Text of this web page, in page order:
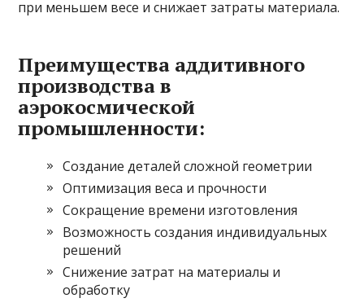
при меньшем весе и снижает затраты материала.
Преимущества аддитивного
производства в
аэрокосмической
промышленности:
Создание деталей сложной геометрии
Оптимизация веса и прочности
Сокращение времени изготовления
Возможность создания индивидуальных
решений
Снижение затрат на материалы и
обработку